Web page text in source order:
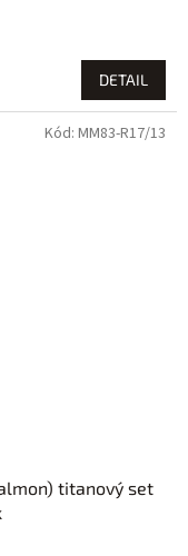
DETAIL
titanový set
Kód: MM83-R17/13